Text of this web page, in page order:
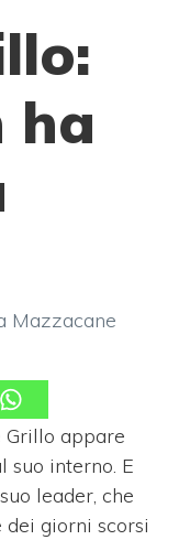
ha
Mazzacane
Grillo appare
suo interno. E
leader, che
giorni scorsi